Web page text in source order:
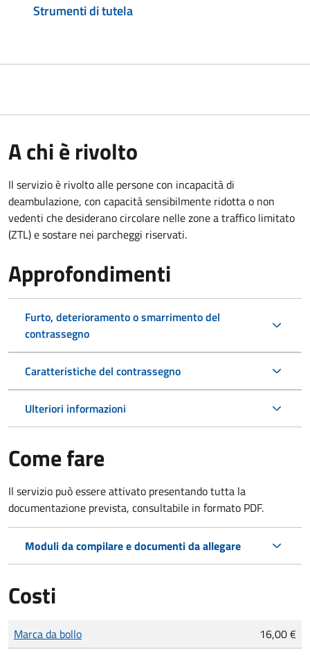
Strumenti di tutela
A chi è rivolto
Il servizio è rivolto alle persone con incapacità di
deambulazione, con capacità sensibilmente ridotta o non
vedenti che desiderano circolare nelle zone a traffico limitato
(ZTL) e sostare nei parcheggi riservati.
Approfondimenti
Furto, deterioramento o smarrimento del
contrassegno
Caratteristiche del contrassegno
Ulteriori informazioni
Come fare
Il servizio può essere attivato presentando tutta la
documentazione prevista, consultabile in formato PDF.
Moduli da compilare e documenti da allegare
Costi
Tipo di pagamento
Importo
Marca da bollo 16,00 €